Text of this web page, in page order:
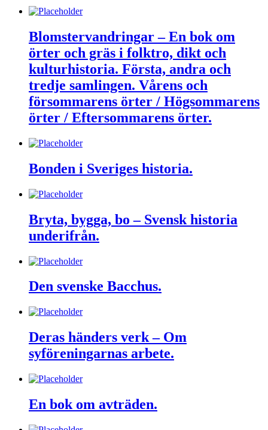
Blomstervandringar – En bok om
örter och gräs i folktro, dikt och
kulturhistoria. Första, andra och
tredje samlingen. Vårens och
försommarens örter / Högsommarens
örter / Eftersommarens örter.
Bonden i Sveriges historia.
Bryta, bygga, bo – Svensk historia
underifrån.
Den svenske Bacchus.
Deras händers verk – Om
syföreningarnas arbete.
En bok om avträden.